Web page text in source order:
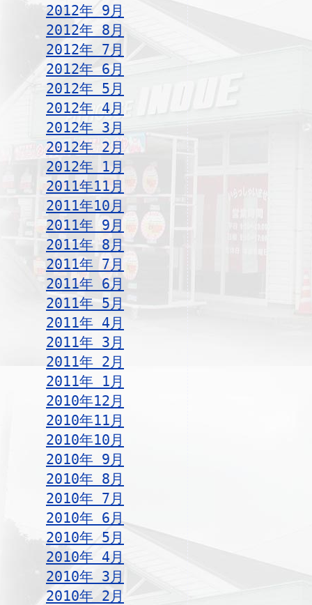
2012年 9月
2012年 8月
2012年 7月
2012年 6月
2012年 5月
2012年 4月
2012年 3月
2012年 2月
2012年 1月
2011年11月
2011年10月
2011年 9月
2011年 8月
2011年 7月
2011年 6月
2011年 5月
2011年 4月
2011年 3月
2011年 2月
2011年 1月
2010年12月
2010年11月
2010年10月
2010年 9月
2010年 8月
2010年 7月
2010年 6月
2010年 5月
2010年 4月
2010年 3月
2010年 2月